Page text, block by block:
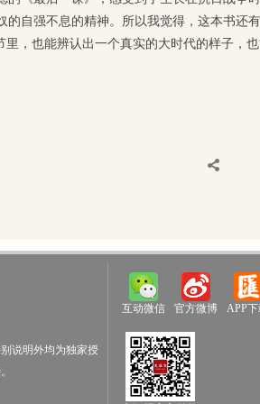
的自强不息的精神。所以我觉得，这本书还
，也能辨认出一个真实的大时代的样子，
说明外均为独家授
互动微信 官方微博 APP